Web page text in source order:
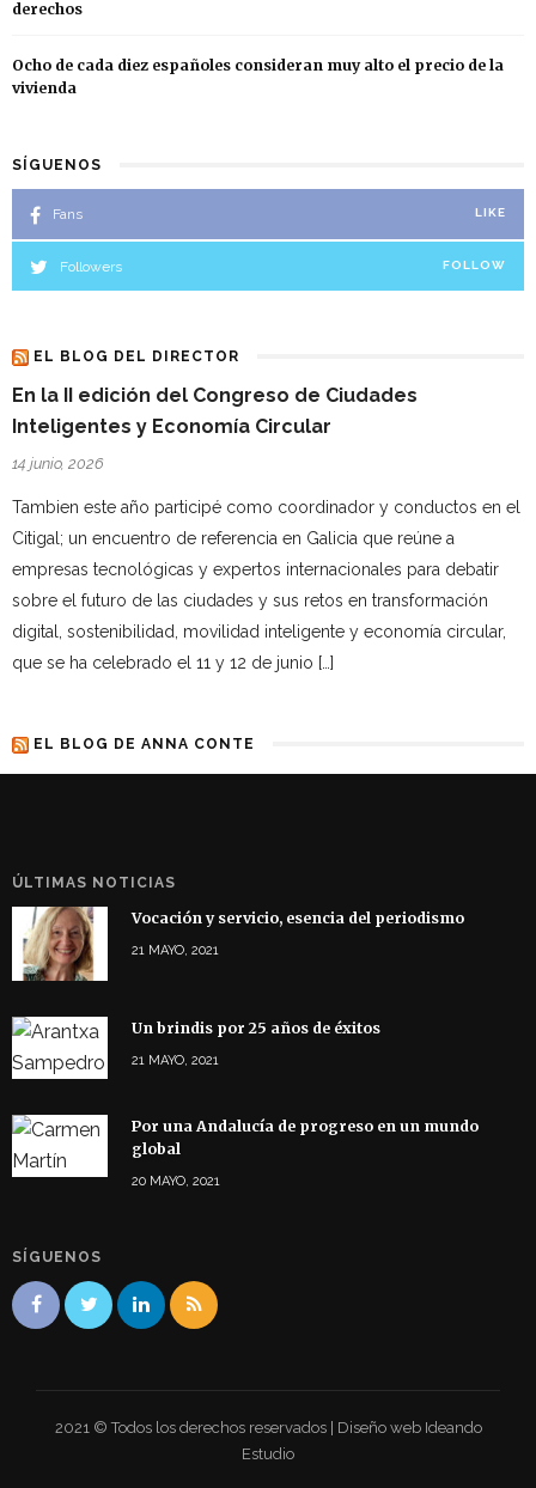
derechos
Ocho de cada diez españoles consideran muy alto el precio de la
vivienda
SÍGUENOS
Fans LIKE
Followers FOLLOW
EL BLOG DEL DIRECTOR
En la II edición del Congreso de Ciudades
Inteligentes y Economía Circular
14 junio, 2026
Tambien este año participé como coordinador y conductos en el
Citigal; un encuentro de referencia en Galicia que reúne a
empresas tecnológicas y expertos internacionales para debatir
sobre el futuro de las ciudades y sus retos en transformación
digital, sostenibilidad, movilidad inteligente y economía circular,
que se ha celebrado el 11 y 12 de junio […]
EL BLOG DE ANNA CONTE
ÚLTIMAS NOTICIAS
Vocación y servicio, esencia del periodismo
21 MAYO, 2021
Un brindis por 25 años de éxitos
21 MAYO, 2021
Por una Andalucía de progreso en un mundo
global
20 MAYO, 2021
SÍGUENOS
2021 © Todos los derechos reservados | Diseño web Ideando
Estudio